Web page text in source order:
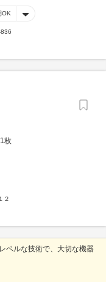
OK
1枚
２
ベルな技術で、大切な機器